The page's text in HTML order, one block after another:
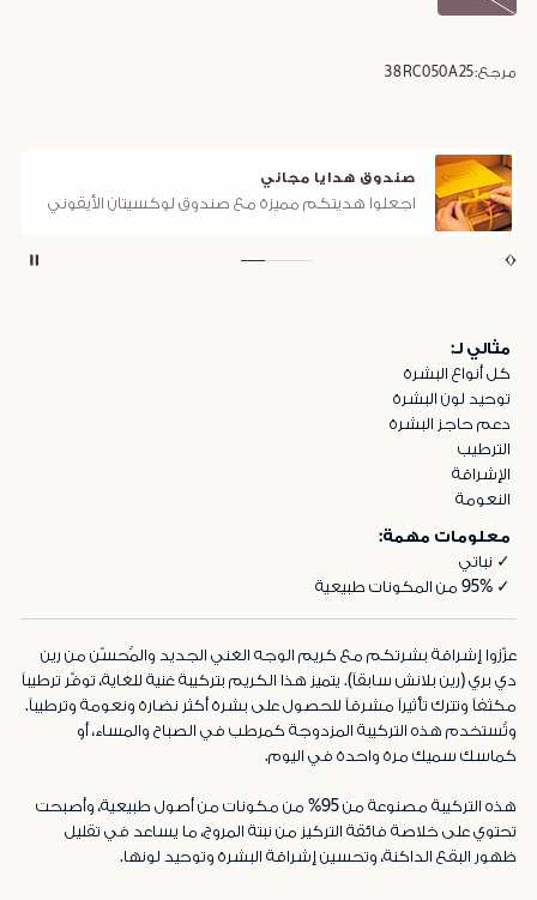
مرجع:38RC050A25
صندوق هدايا مجاني
اجعلوا هديتكم مميزة مع صندوق لوكسيتان الأيقوني
مثالي لـ:
كل أنواع البشرة
توحيد لون البشرة
دعم حاجز البشرة
الترطيب
الإشراقة
النعومة
معلومات مهمة:
✓ نباتي
✓ 95% من المكونات طبيعية
عزّزوا إشراقة بشرتكم مع كريم الوجه الغني الجديد والمُحسّن من رين
دي بري (رين بلانش سابقاً). يتميز هذا الكريم بتركيبة غنية للغاية، توفّر ترطيباً
مكثفاً وتترك تأثيراً مشرقاً للحصول على بشرة أكثر نضارة ونعومة وترطيباً.
وتُستخدم هذه التركيبة المزدوجة كمرطب في الصباح والمساء، أو
كماسك سميك مرة واحدة في اليوم.
هذه التركيبة مصنوعة من 95% من مكونات من أصول طبيعية، وأصبحت
تحتوي على خلاصة فائقة التركيز من نبتة المروج، ما يساعد في تقليل
ظهور البقع الداكنة، وتحسين إشراقة البشرة وتوحيد لونها.